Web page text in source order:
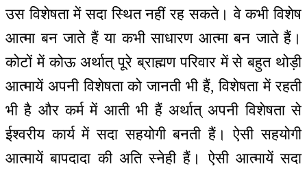
उस विशेषता में सदा स्थित नहीं रह सकते। वे कभी विशेष
आत्मा बन जाते हैं या कभी साधारण आत्मा बन जाते हैं।
कोटों में कोऊ अर्थात् पूरे ब्राह्मण परिवार में से बहुत थोड़ी
आत्मायें अपनी विशेषता को जानती भी हैं, विशेषता में रहती
भी है और कर्म में आती भी हैं अर्थात् अपनी विशेषता से
ईश्वरीय कार्य में सदा सहयोगी बनती हैं। ऐसी सहयोगी
आत्मायें बापदादा की अति स्नेही हैं। ऐसी आत्मायें सदा